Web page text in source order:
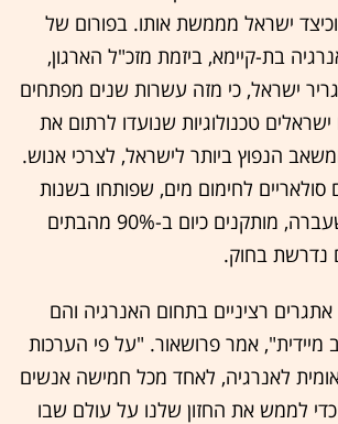
ישראל מממשת אותו. בפורום של
בת-קיימא, ביזמת מזכ"ל הארגון,
ישראל, כי מזה עשרות שנים מפתחים
טכנולוגיות שנועדו לרתום את
הנפוץ ביותר לישראל, לצרכי אנוש.
לחימום מים, שפותחו בשנות
ה-50 של המאה שעברה, מותקנים כיום ב-90% מהבתים
נדרשת בחוק.
רציניים בתחום האנרגיה והם
מיידית", אמר פרושאור. "על פי הערכות
לאנרגיה, לאחד מכל חמישה אנשים
לממש את החזון שלנו על עולם שבו